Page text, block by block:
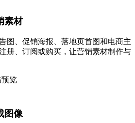
素材
图、促销海报、落地页首图和电商主
册、订阅或购买，让营销素材制作与
图像